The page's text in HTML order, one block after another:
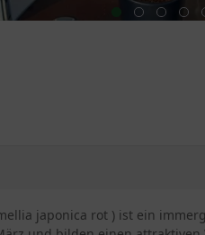
japonica rot ) ist ein